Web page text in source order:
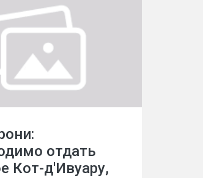
отдать
Кот-д'Ивуару,